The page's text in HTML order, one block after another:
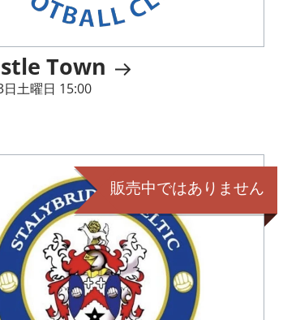
Town
土曜日 15:00
販売中ではありません